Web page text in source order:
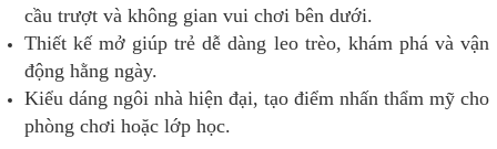
cầu trượt và không gian vui chơi bên dưới.
Thiết kế mở giúp trẻ dễ dàng leo trèo, khám phá và vận
động hằng ngày.
Kiểu dáng ngôi nhà hiện đại, tạo điểm nhấn thẩm mỹ cho
phòng chơi hoặc lớp học.